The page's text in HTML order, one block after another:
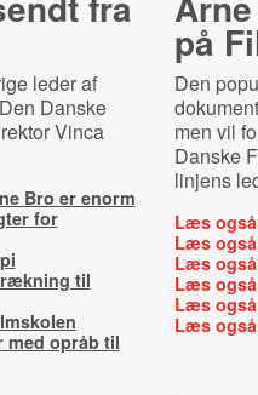
leder af
Danske
Vinca
Bro er enorm
for
til
med opråb til
på
Den
men vil
Danske
linjens
Læs
Læs
Læs
Læs
Læs
Læs